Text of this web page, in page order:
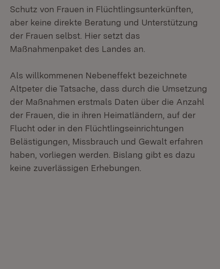
Schutz von Frauen in Flüchtlingsunterkünften,
aber keine direkte Beratung und Unterstützung
der Frauen selbst. Hier setzt das
Maßnahmenpaket des Landes an.
Als willkommenen Nebeneffekt bezeichnete
Altpeter die Tatsache, dass durch die Umsetzung
der Maßnahmen erstmals Daten über die Anzahl
der Frauen, die in ihren Heimatländern, auf der
Flucht oder in den Flüchtlingseinrichtungen
Belästigungen, Missbrauch und Gewalt erfahren
haben, vorliegen werden. Bislang gibt es dazu
keine zuverlässigen Erhebungen.